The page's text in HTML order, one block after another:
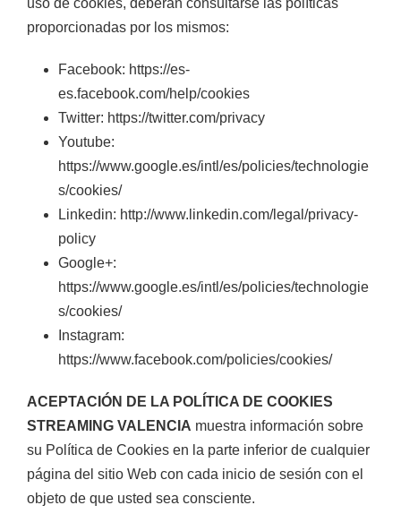
proporcionadas por los mismos:
Facebook: https://es-
es.facebook.com/help/cookies
Twitter: https://twitter.com/privacy
Youtube:
https://www.google.es/intl/es/policies/technologie
s/cookies/
Linkedin: http://www.linkedin.com/legal/privacy-
policy
Google+:
https://www.google.es/intl/es/policies/technologie
s/cookies/
Instagram:
https://www.facebook.com/policies/cookies/
ACEPTACIÓN DE LA POLÍTICA DE COOKIES
STREAMING VALENCIA muestra información sobre
su Política de Cookies en la parte inferior de cualquier
página del sitio Web con cada inicio de sesión con el
objeto de que usted sea consciente.